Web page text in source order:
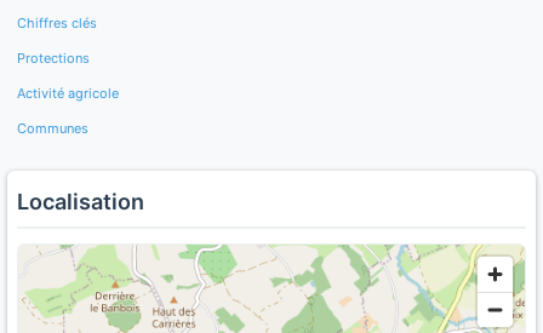
Chiffres clés
Protections
Activité agricole
Communes
Localisation